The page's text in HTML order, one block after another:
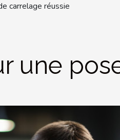
carrelage réussie
une